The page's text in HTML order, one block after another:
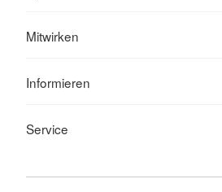
Mitwirken
Informieren
Service